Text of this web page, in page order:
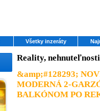
Všetky inzeráty
Reality, nehnuteľnosti
&amp;#128293;
MODERNÁ 2-
BALKÓNOM PO